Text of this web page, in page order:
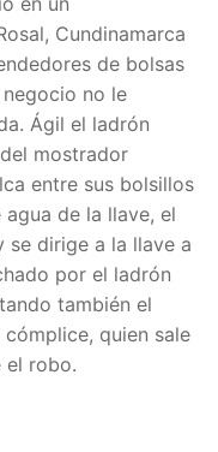
Cundinamarca
de bolsas
no le
Ágil el ladrón
mostrador
entre sus bolsillos
de la llave, el
se dirige a la llave a
por el ladrón
también el
quien sale
el robo.